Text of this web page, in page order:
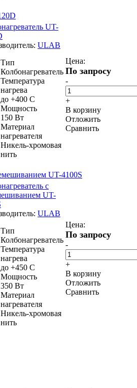
UT-
ULAB
Тип
Колбонагреватель
Температура
нагрева
до +400 С
Мощность
150 Вт
Материал
нагревателя
Никель-хромовая
нить
Цена:
По запросу
-
+
В корзину
Отложить
Сравнить
UT-4100S
c
UT-
ULAB
Тип
Колбонагреватель
Температура
нагрева
до +450 С
Мощность
350 Вт
Материал
нагревателя
Никель-хромовая
нить
Цена:
По запросу
-
+
В корзину
Отложить
Сравнить